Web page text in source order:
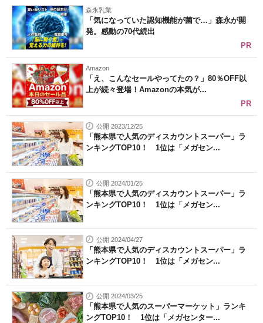
森永乳業
「気になっていた認知機能が菌で…」森永が開
発。感動の70代続出
PR
Amazon
「え、こんなセールやってたの？」80％OFF以
上が続々登場！Amazonの本気が...
PR
公開 2023/12/25
「熊本県で人気のディスカウントスーパー」ラ
ンキングTOP10！ 1位は「メガセン...
公開 2024/01/25
「熊本県で人気のディスカウントスーパー」ラ
ンキングTOP10！ 1位は「メガセン...
公開 2024/04/27
「熊本県で人気のディスカウントスーパー」ラ
ンキングTOP10！ 1位は「メガセン...
公開 2024/03/25
「熊本県で人気のスーパーマーケット」ランキ
ングTOP10！ 1位は「メガセンター...